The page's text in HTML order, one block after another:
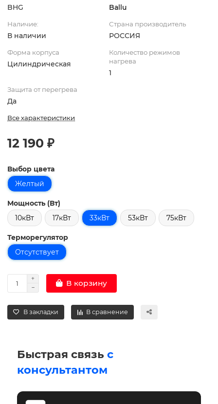
BHG Ballu
Наличие:
В наличии
Страна производитель
РОССИЯ
Форма корпуса
Цилиндрическая
Количество режимов
нагрева
1
Защита от перегрева
Да
Все характеристики
12 190 ₽
Выбор цвета
Желтый
Мощность (Вт)
10кВт
17кВт 33кВт 53кВт 75кВт
Терморегулятор
Отсутствует
В корзину
В закладки В сравнение
Быстрая связь с
консультантом